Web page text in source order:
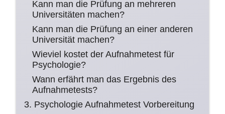
Kann man die Prüfung an mehreren
Universitäten machen?
Kann man die Prüfung an einer anderen
Universität machen?
Wieviel kostet der Aufnahmetest für
Psychologie?
Wann erfährt man das Ergebnis des
Aufnahmetests?
3. Psychologie Aufnahmetest Vorbereitung